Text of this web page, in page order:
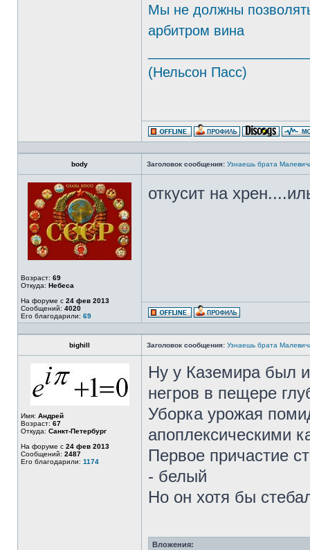
Мы не должны
арбитром вина
(Нельсон Пасс)
body Заголовок сообщения: Узнаешь брата
Возраст: 69
Откуда: Небеса
На форуме с 24 фев 2013
Сообщений: 4020
Его благодарили: 69
откусит на
bighill Заголовок сообщения: Узнаешь брата
Имя: Андрей
Возраст: 67
Откуда: Санкт-Петербург
На форуме с 24 фев 2013
Сообщений: 2487
Его благодарили: 1174
Ну у Каземира был
негров в пещере
Уборка урожая
апоплексическими
Первое причастие
- белый
Но он хотя бы
Вложения: